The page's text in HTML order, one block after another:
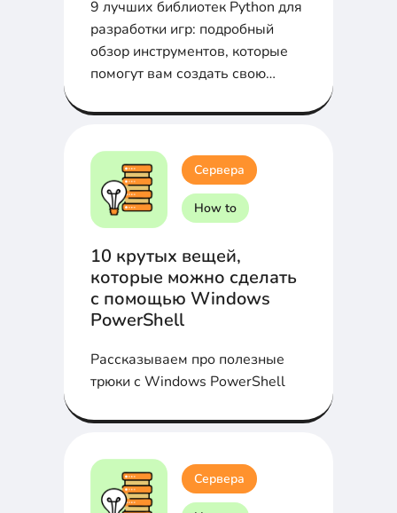
9 лучших библиотек Python для
разработки игр: подробный
обзор инструментов, которые
помогут вам создать свою
усилиями.
Сервера
How to
10 крутых вещей,
которые можно сделать
с помощью Windows
PowerShell
Рассказываем про полезные
трюки с Windows PowerShell
Сервера